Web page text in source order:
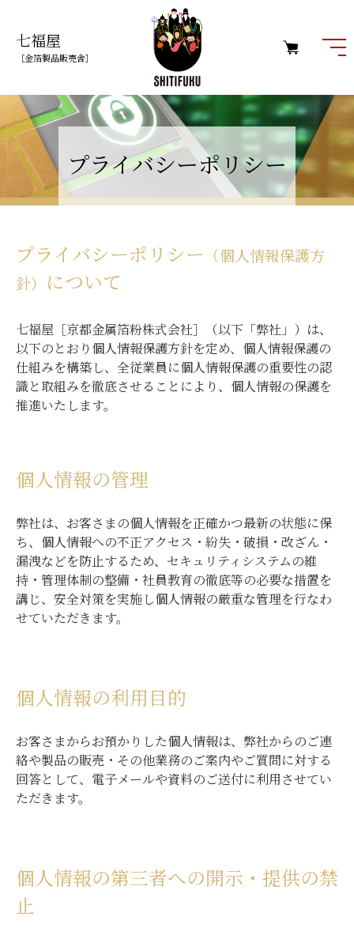
七福屋
［金箔製品販売舎］
プライバシーポリシー
プライバシーポリシー （個人情報保護方
針） について
七福屋［京都金属箔粉株式会社］（以下「弊社」）は、
以下のとおり個人情報保護方針を定め、個人情報保護の
仕組みを構築し、全従業員に個人情報保護の重要性の認
識と取組みを徹底させることにより、個人情報の保護を
推進いたします。
個人情報の管理
弊社は、お客さまの個人情報を正確かつ最新の状態に保
ち、個人情報への不正アクセス・紛失・破損・改ざん・
漏洩などを防止するため、セキュリティシステムの維
持・管理体制の整備・社員教育の徹底等の必要な措置を
講じ、安全対策を実施し個人情報の厳重な管理を行なわ
せていただきます。
個人情報の利用目的
お客さまからお預かりした個人情報は、弊社からのご連
絡や製品の販売・その他業務のご案内やご質問に対する
回答として、電子メールや資料のご送付に利用させてい
ただきます。
個人情報の第三者への開示・提供の禁
止